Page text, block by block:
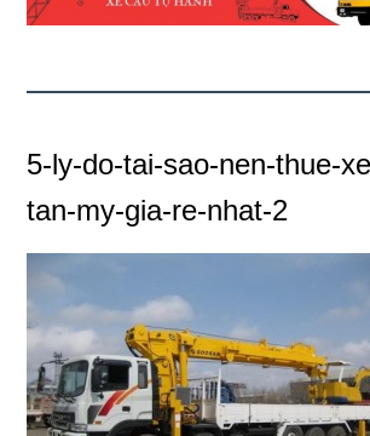
5-ly-do-tai-sao-nen-thue-
tan-my-gia-re-nhat-2